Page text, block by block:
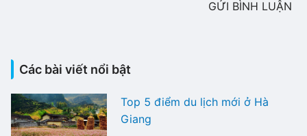
GỬI BÌNH LUẬN
Các bài viết nổi bật
Top 5 điểm du lịch mới ở Hà
Giang